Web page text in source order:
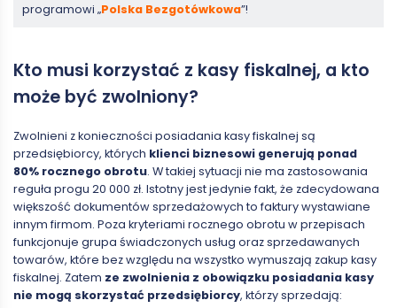
programowi „Polska Bezgotówkowa”!
Kto musi korzystać z kasy fiskalnej, a kto
może być zwolniony?
Zwolnieni z konieczności posiadania kasy fiskalnej są
przedsiębiorcy, których klienci biznesowi generują ponad
80% rocznego obrotu. W takiej sytuacji nie ma zastosowania
reguła progu 20 000 zł. Istotny jest jedynie fakt, że zdecydowana
większość dokumentów sprzedażowych to faktury wystawiane
innym firmom. Poza kryteriami rocznego obrotu w przepisach
funkcjonuje grupa świadczonych usług oraz sprzedawanych
towarów, które bez względu na wszystko wymuszają zakup kasy
fiskalnej. Zatem ze zwolnienia z obowiązku posiadania kasy
nie mogą skorzystać przedsiębiorcy, którzy sprzedają: